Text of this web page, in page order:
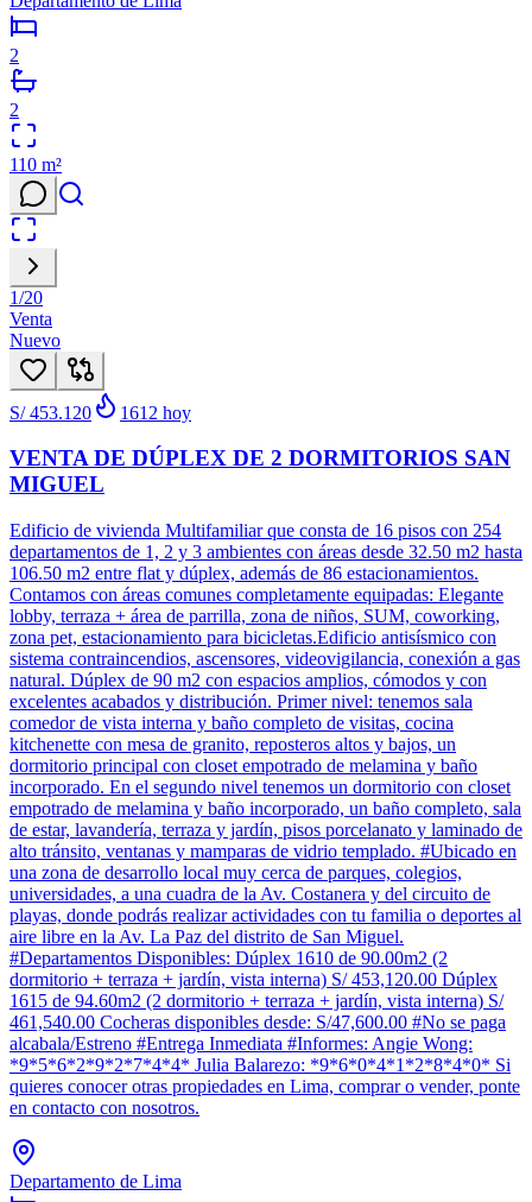
2
2
110 m²
1/20
Venta
Nuevo
S/ 453.120 1612 hoy
VENTA DE DÚPLEX DE 2 DORMITORIOS SAN
MIGUEL
Edificio de vivienda Multifamiliar que consta de 16 pisos con 254
departamentos de 1, 2 y 3 ambientes con áreas desde 32.50 m2 hasta
106.50 m2 entre flat y dúplex, además de 86 estacionamientos.
Contamos con áreas comunes completamente equipadas: Elegante
lobby, terraza + área de parrilla, zona de niños, SUM, coworking,
zona pet, estacionamiento para bicicletas.Edificio antisísmico con
sistema contraincendios, ascensores, videovigilancia, conexión a gas
natural. Dúplex de 90 m2 con espacios amplios, cómodos y con
excelentes acabados y distribución. Primer nivel: tenemos sala
comedor de vista interna y baño completo de visitas, cocina
kitchenette con mesa de granito, reposteros altos y bajos, un
dormitorio principal con closet empotrado de melamina y baño
incorporado. En el segundo nivel tenemos un dormitorio con closet
empotrado de melamina y baño incorporado, un baño completo, sala
de estar, lavandería, terraza y jardín, pisos porcelanato y laminado de
alto tránsito, ventanas y mamparas de vidrio templado. #Ubicado en
una zona de desarrollo local muy cerca de parques, colegios,
universidades, a una cuadra de la Av. Costanera y del circuito de
playas, donde podrás realizar actividades con tu familia o deportes al
aire libre en la Av. La Paz del distrito de San Miguel.
#Departamentos Disponibles: Dúplex 1610 de 90.00m2 (2
dormitorio + terraza + jardín, vista interna) S/ 453,120.00 Dúplex
1615 de 94.60m2 (2 dormitorio + terraza + jardín, vista interna) S/
461,540.00 Cocheras disponibles desde: S/47,600.00 #No se paga
alcabala/Estreno #Entrega Inmediata #Informes: Angie Wong:
*9*5*6*2*9*2*7*4*4* Julia Balarezo: *9*6*0*4*1*2*8*4*0* Si
quieres conocer otras propiedades en Lima, comprar o vender, ponte
en contacto con nosotros.
Departamento de Lima